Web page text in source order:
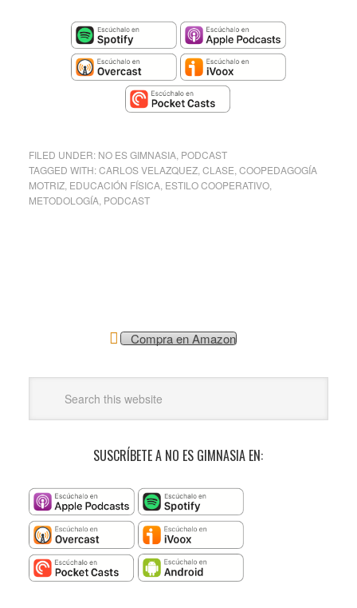
FILED UNDER: NO ES GIMNASIA, PODCAST
TAGGED WITH:CARLOS VELAZQUEZ, CLASE COOPEDAGOGÍA
MOTRIZ, EDUCACIÓN FÍSICA, ESTILO COOPERATIVO,
METODOLOGÍA, PODCAST
Compra en Amazon
SUSCRÍBETE A NO ES GIMNASIA EN: